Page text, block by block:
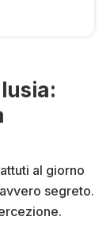
al giorno
segreto.